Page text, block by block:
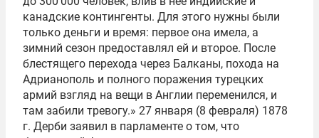
канадские контингенты. Для этого нужны были
только деньги и время: первое она имела, а
зимний сезон предоставлял ей и второе. После
блестящего перехода через Балканы, похода на
Адрианополь и полного поражения турецких
армий взгляд на вещи в Англии переменился, и
там забили тревогу.» 27 января (8 февраля) 1878
г. Дерби заявил в парламенте о том, что